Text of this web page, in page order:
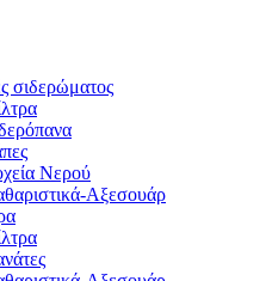
σιδερώματος
Νερού
Αξεσουάρ